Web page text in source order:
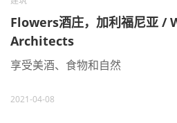
Flowers酒庄，加利福尼亚 /
Architects
享受美酒、食物和自然
2021-04-08